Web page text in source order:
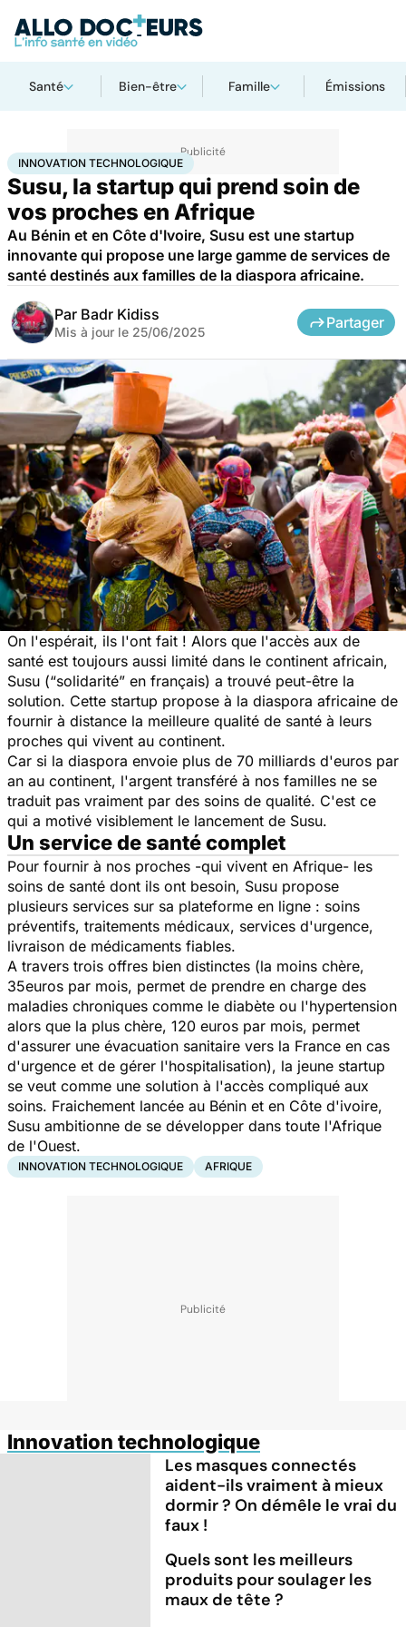
Santé Bien-être Famille Émissions
AccueilSantéInnovation technologique
INNOVATION TECHNOLOGIQUE
Susu, la startup qui prend soin de
vos proches en Afrique
Au Bénin et en Côte d'Ivoire, Susu est une startup
innovante qui propose une large gamme de services de
santé destinés aux familles de la diaspora africaine.
Par Badr Kidiss
Mis à jour le 25/06/2025
Partager
On l'espérait, ils l'ont fait ! Alors que l'accès aux de
santé est toujours aussi limité dans le continent africain,
Susu (“solidarité” en français) a trouvé peut-être la
solution. Cette startup propose à la diaspora africaine de
fournir à distance la meilleure qualité de santé à leurs
proches qui vivent au continent.
Car si la diaspora envoie plus de 70 milliards d'euros par
an au continent, l'argent transféré à nos familles ne se
traduit pas vraiment par des soins de qualité. C'est ce
qui a motivé visiblement le lancement de Susu.
Un service de santé complet
Pour fournir à nos proches -qui vivent en Afrique- les
soins de santé dont ils ont besoin, Susu propose
plusieurs services sur sa plateforme en ligne : soins
préventifs, traitements médicaux, services d'urgence,
livraison de médicaments fiables.
A travers trois offres bien distinctes (la moins chère,
35euros par mois, permet de prendre en charge des
maladies chroniques comme le diabète ou l'hypertension
alors que la plus chère, 120 euros par mois, permet
d'assurer une évacuation sanitaire vers la France en cas
d'urgence et de gérer l'hospitalisation), la jeune startup
se veut comme une solution à l'accès compliqué aux
soins. Fraichement lancée au Bénin et en Côte d'ivoire,
Susu ambitionne de se développer dans toute l'Afrique
de l'Ouest.
INNOVATION TECHNOLOGIQUE AFRIQUE
Innovation technologique
Les masques connectés
aident-ils vraiment à mieux
dormir ? On démêle le vrai du
faux !
Quels sont les meilleurs
produits pour soulager les
maux de tête ?